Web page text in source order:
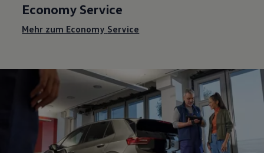
Economy Service
Mehr zum Economy Service